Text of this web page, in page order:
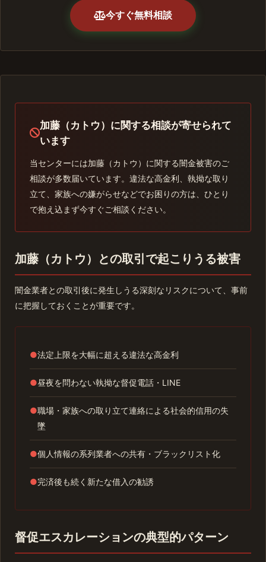
今すぐ無料相談
加藤（カトウ）に関する相談が寄せられて
います
当センターには加藤（カトウ）に関する闇金被害のご
相談が多数届いています。違法な高金利、執拗な取り
立て、家族への嫌がらせなどでお困りの方は、ひとり
で抱え込まず今すぐご相談ください。
加藤（カトウ）との取引で起こりうる被害
闇金業者との取引後に発生しうる深刻なリスクについて、事前
に把握しておくことが重要です。
●法定上限を大幅に超える違法な高金利
●昼夜を問わない執拗な督促電話・LINE
●職場・家族への取り立て連絡による社会的信用の失
墜
●個人情報の系列業者への共有・ブラックリスト化
●完済後も続く新たな借入の勧誘
督促エスカレーションの典型的パターン